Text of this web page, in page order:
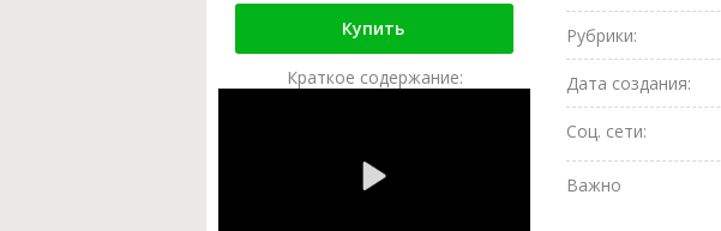
Купить
Краткое содержание:
Рубрики:
Дата создания:
Соц. сети:
Важно